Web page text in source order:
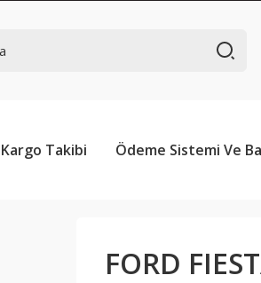
Kargo Takibi Ödeme Sistemi Ve
FORD